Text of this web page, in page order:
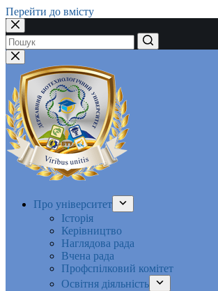
Перейти до вмісту
Немає
результатів
Про університет
Історія
Керівництво
Наглядова рада
Вчена рада
Профспілковий комітет
Освітня діяльність